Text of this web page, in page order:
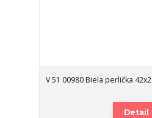
V 51 00980 Biela perlička 42x2
Detail